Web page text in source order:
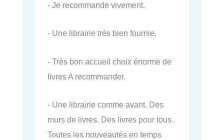
- Je recommande vivement.
- Une librairie très bien fournie.
- Très bon accueil choix énorme de
livres A recommander.
- Une librairie comme avant. Des
murs de livres. Des livres pour tous.
Toutes les nouveautés en temps